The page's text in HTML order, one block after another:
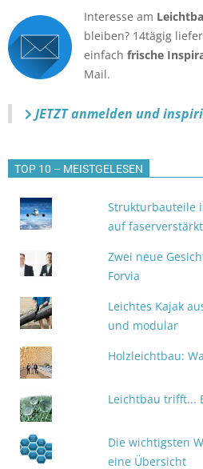
Interesse am
bleiben? 14tägig
einfach frische
Mail.
JETZT anmelden und
TOP 10 – MEISTGELESEN
Strukturbauteile
auf
Zwei neue
Forvia
Leichtes Kajak
und modular
Holzleichtbau:
Leichtbau trifft...
Die wichtigsten
eine Übersicht